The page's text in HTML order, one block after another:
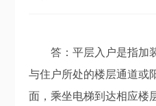
答：平层入户是指加
与住户所处的楼层通道或
面，乘坐电梯到达相应楼